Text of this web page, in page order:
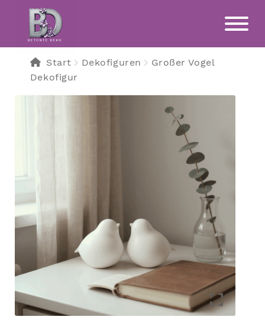
Navigation
springen
Inhalt
springen
Start Dekofiguren
Großer Vogel
Dekofigur